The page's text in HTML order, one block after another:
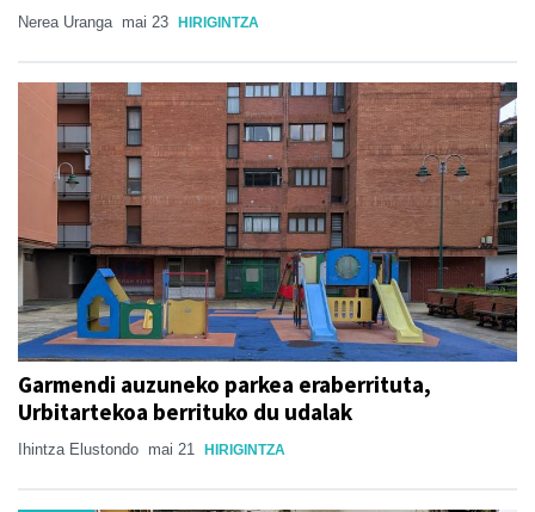
Nerea Uranga mai 23 HIRIGINTZA
Garmendi auzuneko parkea eraberrituta,
Urbitartekoa berrituko du udalak
Ihintza Elustondo mai 21 HIRIGINTZA